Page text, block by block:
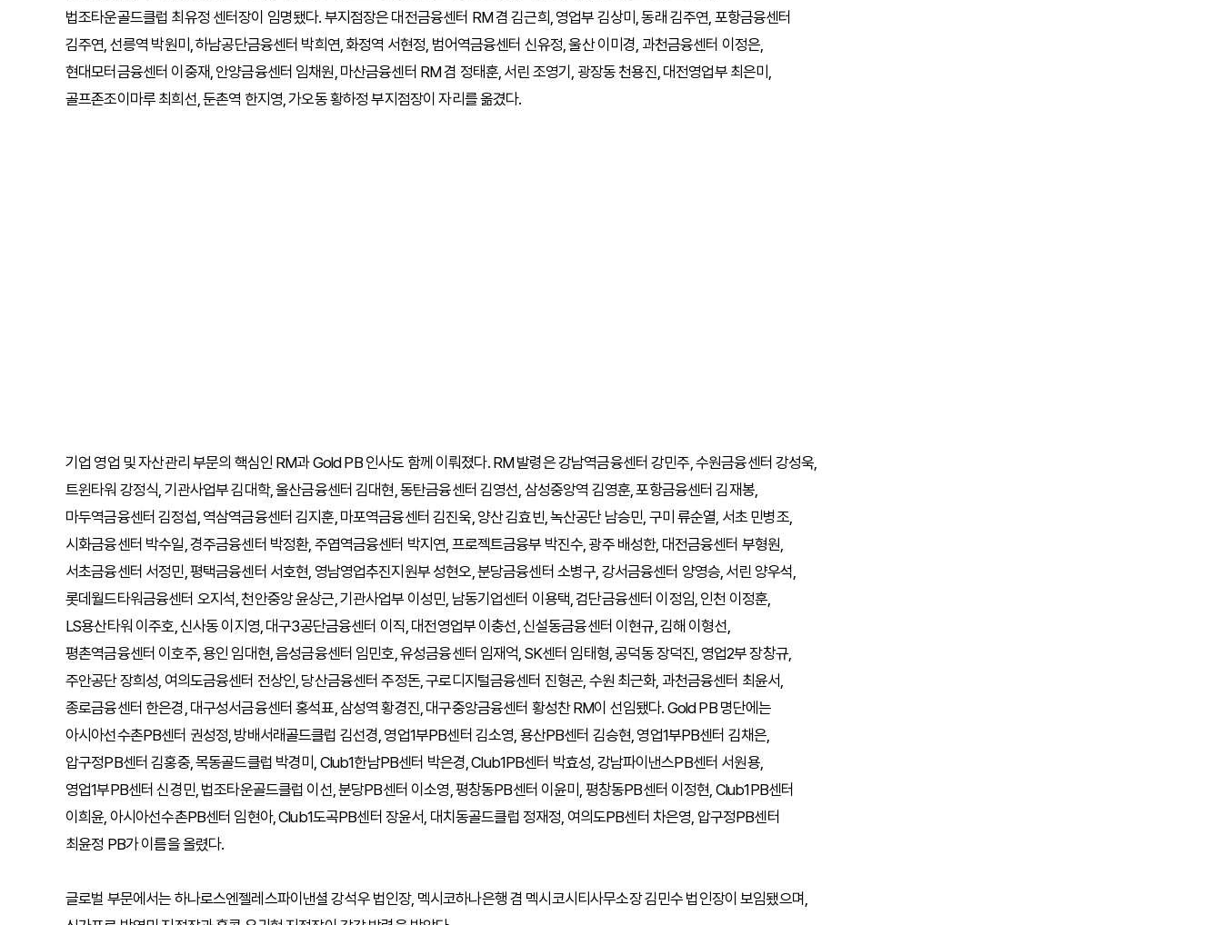
법조타운골드클럽 최유정 센터장이 임명됐다. 부지점장은 대전금융센터 RM 겸 김근희, 영업부 김상미, 동래 김주연, 포항금융센터
김주연, 선릉역 박원미, 하남공단금융센터 박희연, 화정역 서현정, 범어역금융센터 신유정, 울산 이미경, 과천금융센터 이정은,
현대모터금융센터 이중재, 안양금융센터 임채원, 마산금융센터 RM 겸 정태훈, 서린 조영기, 광장동 천용진, 대전영업부 최은미,
골프존조이마루 최희선, 둔촌역 한지영, 가오동 황하정 부지점장이 자리를 옮겼다.
기업 영업 및 자산관리 부문의 핵심인 RM과 Gold PB 인사도 함께 이뤄졌다. RM 발령은 강남역금융센터 강민주, 수원금융센터 강성욱,
트윈타워 강정식, 기관사업부 김대학, 울산금융센터 김대현, 동탄금융센터 김영선, 삼성중앙역 김영훈, 포항금융센터 김재봉,
마두역금융센터 김정섭, 역삼역금융센터 김지훈, 마포역금융센터 김진욱, 양산 김효빈, 녹산공단 남승민, 구미 류순열, 서초 민병조,
시화금융센터 박수일, 경주금융센터 박정환, 주엽역금융센터 박지연, 프로젝트금융부 박진수, 광주 배성한, 대전금융센터 부형원,
서초금융센터 서정민, 평택금융센터 서호현, 영남영업추진지원부 성현오, 분당금융센터 소병구, 강서금융센터 양영승, 서린 양우석,
롯데월드타워금융센터 오지석, 천안중앙 윤상근, 기관사업부 이성민, 남동기업센터 이용택, 검단금융센터 이정임, 인천 이정훈,
LS용산타워 이주호, 신사동 이지영, 대구3공단금융센터 이직, 대전영업부 이충선, 신설동금융센터 이현규, 김해 이형선,
평촌역금융센터 이호주, 용인 임대현, 음성금융센터 임민호, 유성금융센터 임재억, SK센터 임태형, 공덕동 장덕진, 영업2부 장창규,
주안공단 장희성, 여의도금융센터 전상인, 당산금융센터 주정돈, 구로디지털금융센터 진형곤, 수원 최근화, 과천금융센터 최윤서,
종로금융센터 한은경, 대구성서금융센터 홍석표, 삼성역 황경진, 대구중앙금융센터 황성찬 RM이 선임됐다. Gold PB 명단에는
아시아선수촌PB센터 권성정, 방배서래골드클럽 김선경, 영업1부PB센터 김소영, 용산PB센터 김승현, 영업1부PB센터 김채은,
압구정PB센터 김홍중, 목동골드클럽 박경미, Club1한남PB센터 박은경, Club1PB센터 박효성, 강남파이낸스PB센터 서원용,
영업1부PB센터 신경민, 법조타운골드클럽 이선, 분당PB센터 이소영, 평창동PB센터 이윤미, 평창동PB센터 이정현, Club1PB센터
이희윤, 아시아선수촌PB센터 임현아, Club1도곡PB센터 장윤서, 대치동골드클럽 정재정, 여의도PB센터 차은영, 압구정PB센터
최윤정 PB가 이름을 올렸다.
글로벌 부문에서는 하나로스엔젤레스파이낸셜 강석우 법인장, 멕시코하나은행 겸 멕시코시티사무소장 김민수 법인장이 보임됐으며,